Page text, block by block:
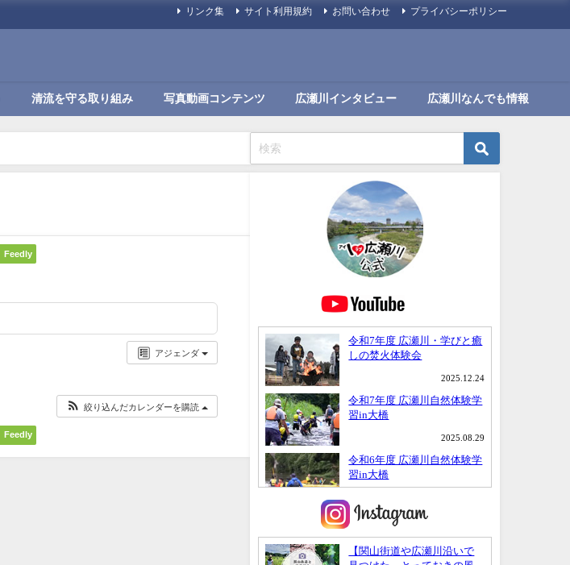
リンク集 サイト利用規約 お問い合わせ プライバシーポリシー
清流を守る取り組み 写真動画コンテンツ 広瀬川インタビュー 広瀬川なんでも情報
Feedly
アジェンダ
絞り込んだカレンダーを購読
Feedly